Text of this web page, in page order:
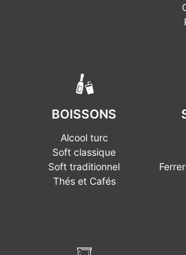
BOISSONS
Alcool turc
Soft classique
Soft traditionnel
Thés et Cafés